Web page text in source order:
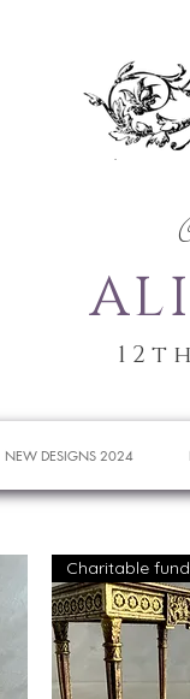
NEW DESIGNS 2024
Charitable